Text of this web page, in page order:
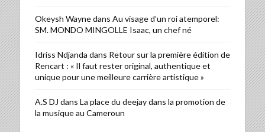
Okeysh Waynedans Au visage d’un roi atemporel:
SM. MONDO MINGOLLE Isaac, un chef né
Idriss Ndjanda dans Retour sur la première édition de
Rencart : « Il faut rester original, authentique et
unique pour une meilleure carrière artistique »
A.S DJ dans La place du deejay dans la promotion de
la musique au Cameroun